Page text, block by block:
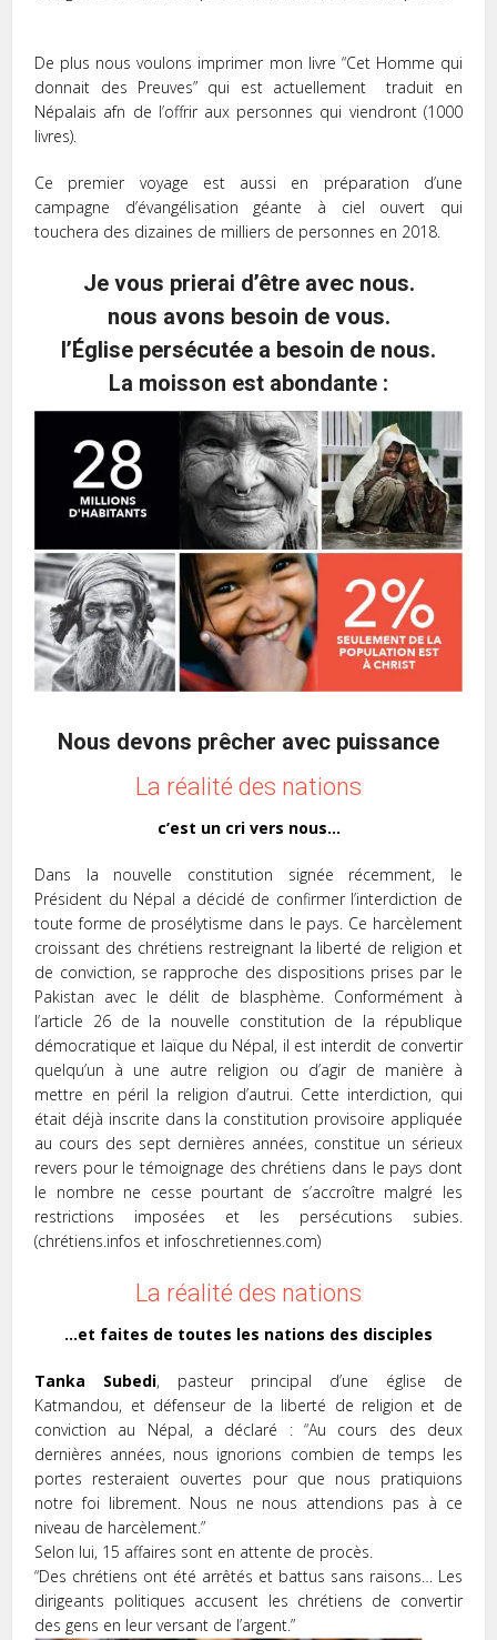
De plus nous voulons imprimer mon livre “Cet Homme qui
donnait des Preuves” qui est actuellement traduit en
Népalais afn de l’offrir aux personnes qui viendront (1000
livres).
Ce premier voyage est aussi en préparation d’une
campagne d’évangélisation géante à ciel ouvert qui
touchera des dizaines de milliers de personnes en 2018.
Je vous prierai d’être avec nous.
nous avons besoin de vous.
l’Église persécutée a besoin de nous.
La moisson est abondante :
Nous devons prêcher avec puissance
La réalité des nations
c’est un cri vers nous…
Dans la nouvelle constitution signée récemment, le
Président du Népal a décidé de confirmer l’interdiction de
toute forme de prosélytisme dans le pays. Ce harcèlement
croissant des chrétiens restreignant la liberté de religion et
de conviction, se rapproche des dispositions prises par le
Pakistan avec le délit de blasphème. Conformément à
l’article 26 de la nouvelle constitution de la république
démocratique et laïque du Népal, il est interdit de convertir
quelqu’un à une autre religion ou d’agir de manière à
mettre en péril la religion d’autrui. Cette interdiction, qui
était déjà inscrite dans la constitution provisoire appliquée
au cours des sept dernières années, constitue un sérieux
revers pour le témoignage des chrétiens dans le pays dont
le nombre ne cesse pourtant de s’accroître malgré les
restrictions imposées et les persécutions subies.
(chrétiens.infos et infoschretiennes.com)
La réalité des nations
…et faites de toutes les nations des disciples
Tanka Subedi, pasteur principal d’une église de
Katmandou, et défenseur de la liberté de religion et de
conviction au Népal, a déclaré : “Au cours des deux
dernières années, nous ignorions combien de temps les
portes resteraient ouvertes pour que nous pratiquions
notre foi librement. Nous ne nous attendions pas à ce
niveau de harcèlement.”
Selon lui, 15 affaires sont en attente de procès.
“Des chrétiens ont été arrêtés et battus sans raisons… Les
dirigeants politiques accusent les chrétiens de convertir
des gens en leur versant de l’argent.”